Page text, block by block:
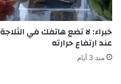
خبراء: لا تضع هاتفك في الثلاجة
عند ارتفاع حرارته
منذ 3 أيام